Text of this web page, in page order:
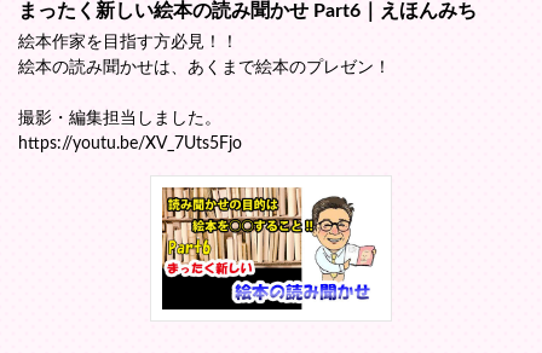
まったく新しい絵本の読み聞かせ Part6｜えほんみち
絵本作家を目指す方必見！！
絵本の読み聞かせは、あくまで絵本のプレゼン！
撮影・編集担当しました。
https://youtu.be/XV_7Uts5Fjo